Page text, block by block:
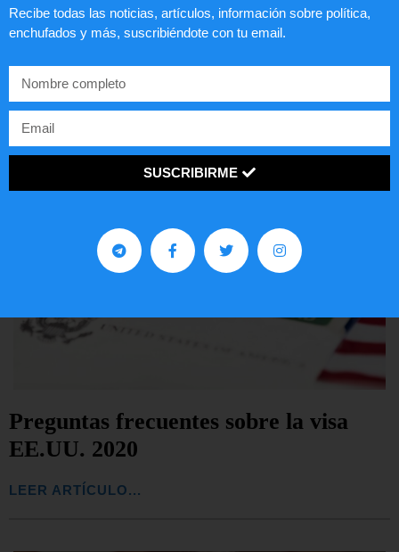
Comunistas no son bienvenidos en
LEER ARTÍCULO...
Preguntas frecuentes sobre la visa
EE.UU. 2020
LEER ARTÍCULO...
Recibe todas las noticias, artículos, información sobre política,
enchufados y más, suscribiéndote con tu email.
SUSCRIBIRME